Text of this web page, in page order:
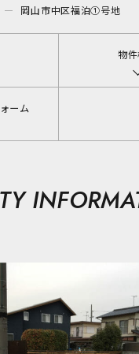
岡山市中区福泊①号地
物
ーム